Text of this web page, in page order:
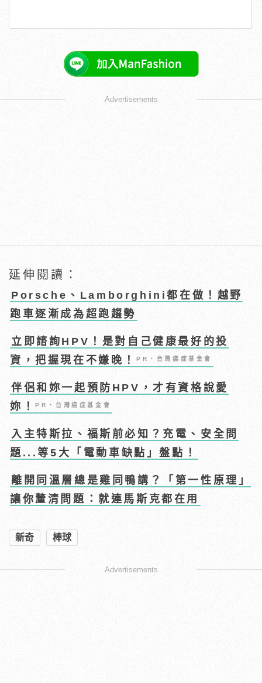
Advertisements
延伸閱讀：
Porsche、Lamborghini都在做！越野
跑車逐漸成為超跑趨勢
立即諮詢HPV！是對自己健康最好的投
資，把握現在不嫌晚！PR・台灣癌症基金會
伴侶和妳一起預防HPV，才有資格說愛
妳！PR・台灣癌症基金會
入主特斯拉、福斯前必知？充電、安全問
題...等5大「電動車缺點」盤點！
離開同溫層總是雞同鴨講？「第一性原理」
讓你釐清問題：就連馬斯克都在用
新奇 棒球
Advertisements